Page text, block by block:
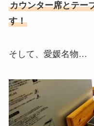
カウンター席とテー
す！
そして、愛媛名物…